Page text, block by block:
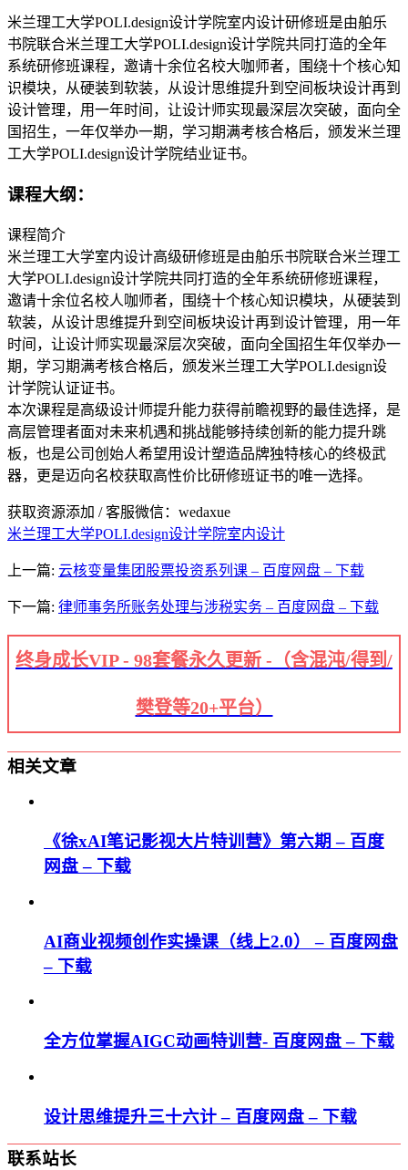
米兰理工大学POLI.design设计学院室内设计研修班是由舶乐
书院联合米兰理工大学POLI.design设计学院共同打造的全年
系统研修班课程，邀请十余位名校大咖师者，围绕十个核心知
识模块，从硬装到软装，从设计思维提升到空间板块设计再到
设计管理，用一年时间，让设计师实现最深层次突破，面向全
国招生，一年仅举办一期，学习期满考核合格后，颁发米兰理
工大学POLI.design设计学院结业证书。
课程大纲：
课程简介
米兰理工大学室内设计高级研修班是由舶乐书院联合米兰理工
大学POLI.design设计学院共同打造的全年系统研修班课程，
邀请十余位名校人咖师者，围绕十个核心知识模块，从硬装到
软装，从设计思维提升到空间板块设计再到设计管理，用一年
时间，让设计师实现最深层次突破，面向全国招生年仅举办一
期，学习期满考核合格后，颁发米兰理工大学POLI.design设
计学院认证证书。
本次课程是高级设计师提升能力获得前瞻视野的最佳选择，是
高层管理者面对未来机遇和挑战能够持续创新的能力提升跳
板，也是公司创始人希望用设计塑造品牌独特核心的终极武
器，更是迈向名校获取高性价比研修班证书的唯一选择。
获取资源添加 / 客服微信：wedaxue
米兰理工大学POLI.design设计学院室内设计
上一篇: 云核变量集团股票投资系列课 – 百度网盘 – 下载
下一篇: 律师事务所账务处理与涉税实务 – 百度网盘 – 下载
终身成长VIP - 98套餐永久更新 -（含混沌/得到/
樊登等20+平台）
相关文章
《徐xAI笔记影视大片特训营》第六期 – 百度
网盘 – 下载
AI商业视频创作实操课（线上2.0） – 百度网盘
– 下载
全方位掌握AIGC动画特训营- 百度网盘 – 下载
设计思维提升三十六计 – 百度网盘 – 下载
联系站长